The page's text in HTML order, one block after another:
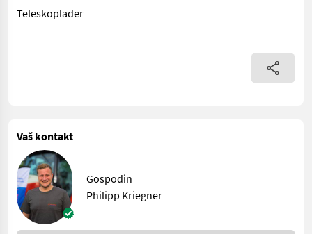
Teleskoplader
Teleskoplader
Vaš kontakt
Gospodin
Philipp Kriegner